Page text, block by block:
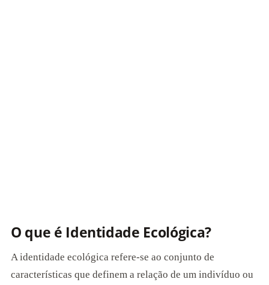
O que é Identidade Ecológica?
A identidade ecológica refere-se ao conjunto de
características que definem a relação de um indivíduo ou